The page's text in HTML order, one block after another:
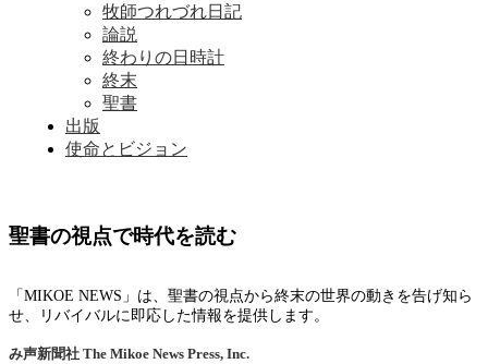
牧師つれづれ日記
論説
終わりの日時計
終末
聖書
出版
使命とビジョン
聖書の視点で時代を読む
「MIKOE NEWS」は、聖書の視点から終末の世界の動きを告げ知ら
せ、リバイバルに即応した情報を提供します。
み声新聞社 The Mikoe News Press, Inc.